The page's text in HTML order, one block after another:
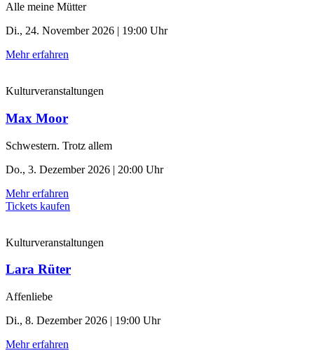
Alle meine Mütter
Di., 24. November 2026 | 19:00 Uhr
Mehr erfahren
Kulturveranstaltungen
Max Moor
Schwestern. Trotz allem
Do., 3. Dezember 2026 | 20:00 Uhr
Mehr erfahren
Tickets kaufen
Kulturveranstaltungen
Lara Rüter
Affenliebe
Di., 8. Dezember 2026 | 19:00 Uhr
Mehr erfahren